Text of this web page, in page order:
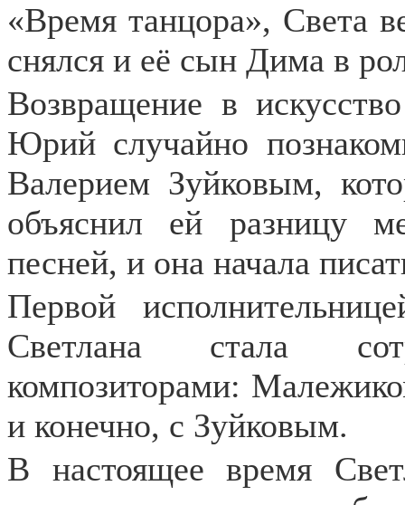
«Время танцора», Света
снялся и её сын Дима в
Возвращение в
Юрий случайно
Валерием Зуйковым,
объяснил ей разницу
песней, и она начала
Первой
Светлана стала
композиторами:
и конечно, с Зуйковым.
В настоящее время